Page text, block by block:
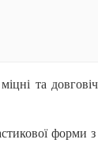
та
форми